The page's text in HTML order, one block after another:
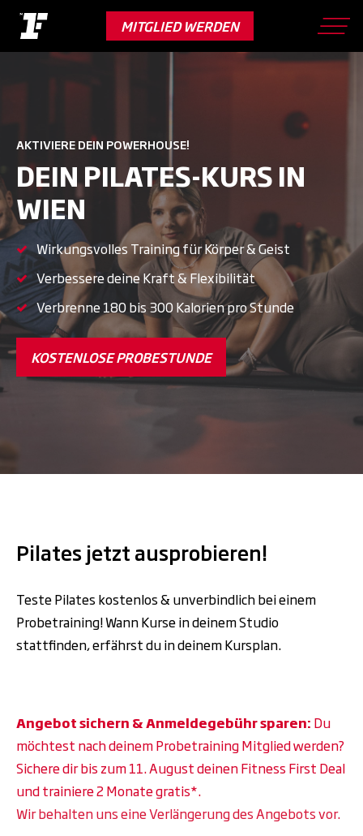
main
content
MITGLIED WERDEN
AKTIVIERE DEIN POWERHOUSE!
DEIN PILATES-KURS IN
WIEN
Wirkungsvolles Training für Körper & Geist
Verbessere deine Kraft & Flexibilität
Verbrenne 180 bis 300 Kalorien pro Stunde
KOSTENLOSE PROBESTUNDE
Pilates jetzt ausprobieren!
Teste Pilates kostenlos & unverbindlich bei einem
Probetraining! Wann Kurse in deinem Studio
stattfinden, erfährst du in deinem Kursplan.
Angebot sichern & Anmeldegebühr sparen: Du
möchtest nach deinem Probetraining Mitglied werden?
Sichere dir bis zum 11. August deinen Fitness First Deal
und trainiere 2 Monate gratis*.
Wir behalten uns eine Verlängerung des Angebots vor.